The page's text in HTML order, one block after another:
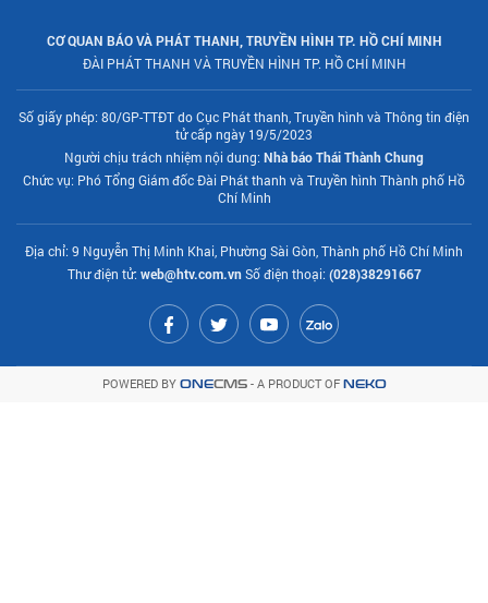
CƠ QUAN BÁO VÀ PHÁT THANH, TRUYỀN HÌNH TP. HỒ CHÍ MINH
ĐÀI PHÁT THANH VÀ TRUYỀN HÌNH TP. HỒ CHÍ MINH
Số giấy phép: 80/GP-TTĐT do Cục Phát thanh, Truyền hình và Thông tin điện
tử cấp ngày 19/5/2023
Người chịu trách nhiệm nội dung: Nhà báo Thái Thành Chung
Chức vụ: Phó Tổng Giám đốc Đài Phát thanh và Truyền hình Thành phố Hồ
Chí Minh
Địa chỉ: 9 Nguyễn Thị Minh Khai, Phường Sài Gòn, Thành phố Hồ Chí Minh
Thư điện tử: web@htv.com.vnSố điện thoại: (028)38291667
POWERED BY ONECMS- A PRODUCT OF NEKO